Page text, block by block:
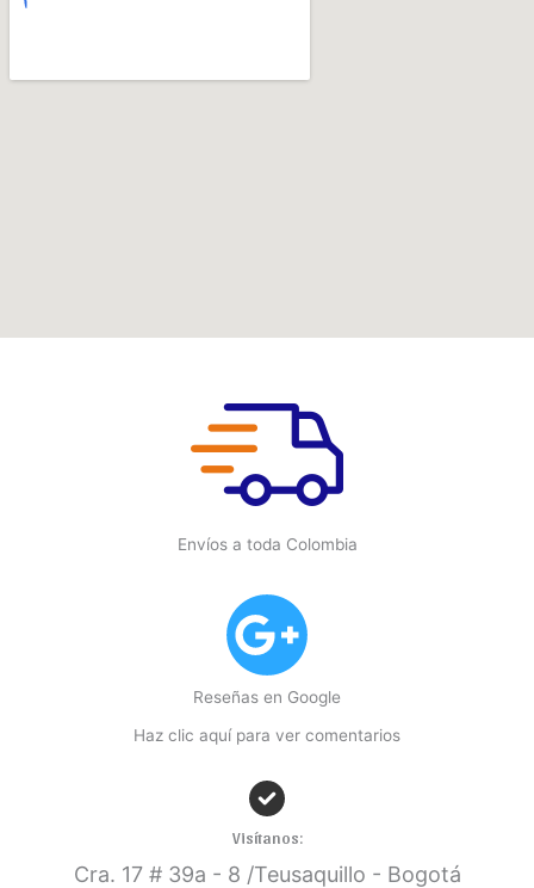
Envíos a toda Colombia
Reseñas en Google
Haz clic aquí para ver comentarios
Visítanos:
Cra. 17# 39a - 8 /Teusaquillo - Bogotá